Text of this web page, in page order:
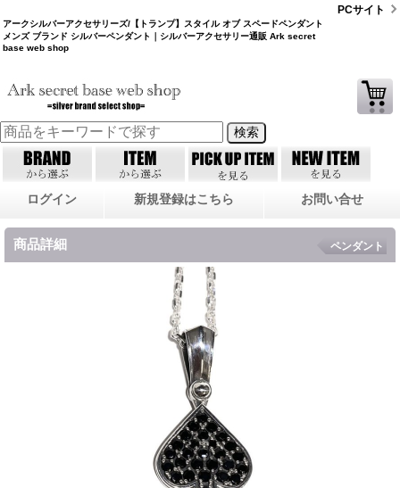
アークシルバーアクセサリーズ/【トランプ】スタイル オブ スペードペンダント
メンズ ブランド シルバーペンダント｜シルバーアクセサリー通販 Ark secret
base web shop
PCサイト
ログイン 新規登録はこちら お問い合せ
商品詳細 ペンダント